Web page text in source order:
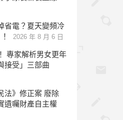
省電？夏天變頻冷
2026 年 8 月 6 日
專家解析男女更年
接受」三部曲
法》修正案 廢除
遺囑財產自主權